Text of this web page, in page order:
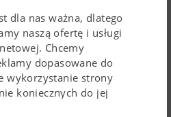
dla nas ważna, dlatego
naszą ofertę i usługi
Chcemy
dopasowane do
wykorzystanie strony
koniecznych do jej
Spersonalizowane